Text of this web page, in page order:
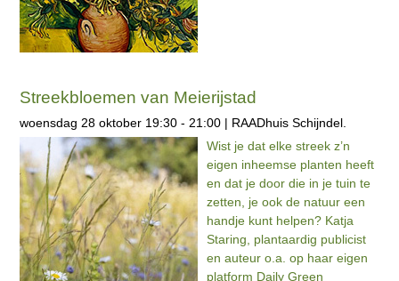
Streekbloemen van Meierijstad
woensdag 28 oktober 19:30 - 21:00 | RAADhuis Schijndel.
Wist je dat elke streek z’n
eigen inheemse planten heeft
en dat je door die in je tuin te
zetten, je ook de natuur een
handje kunt helpen? Katja
Staring, plantaardig publicist
en auteur o.a. op haar eigen
platform Daily Green